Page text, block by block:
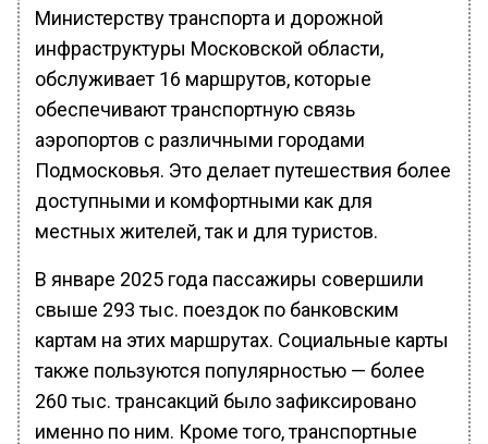
Министерству транспорта и дорожной
инфраструктуры Московской области,
обслуживает 16 маршрутов, которые
обеспечивают транспортную связь
аэропортов с различными городами
Подмосковья. Это делает путешествия более
доступными и комфортными как для
местных жителей, так и для туристов.
В январе 2025 года пассажиры совершили
свыше 293 тыс. поездок по банковским
картам на этих маршрутах. Социальные карты
также пользуются популярностью — более
260 тыс. трансакций было зафиксировано
именно по ним. Кроме того, транспортные